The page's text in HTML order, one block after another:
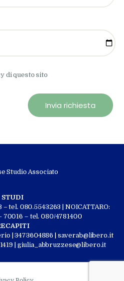
di questo sito
Invia richiesta
Studio Associato
STUDI
– tel. 080.5543263 | NOICATTARO:
70016 – tel. 080/4781400
| 3473604886 | saverab@libero.it
| giulia_abbruzzese@libero.it